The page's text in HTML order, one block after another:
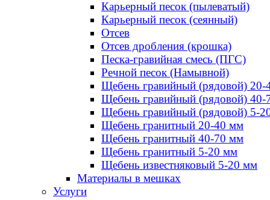
Карьерный песок (пылеватый)
Карьерный песок (сеянный)
Отсев
Отсев дробления (крошка)
Песка-гравийная смесь (ПГС)
Речной песок (Намывной)
Щебень гравийный (рядовой)
Щебень гравийный (рядовой)
Щебень гравийный (рядовой) 5-
Щебень гранитный 20-40 мм
Щебень гранитный 40-70 мм
Щебень гранитный 5-20 мм
Щебень известняковый 5-20 мм
Материалы в мешках
Услуги